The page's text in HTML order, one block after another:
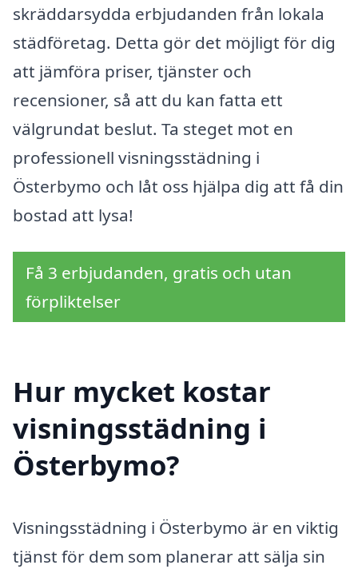
skräddarsydda erbjudanden från lokala
städföretag. Detta gör det möjligt för dig
att jämföra priser, tjänster och
recensioner, så att du kan fatta ett
välgrundat beslut. Ta steget mot en
professionell visningsstädning i
Österbymo och låt oss hjälpa dig att få din
bostad att lysa!
Få 3 erbjudanden, gratis och utan
förpliktelser
Hur mycket kostar
visningsstädning i
Österbymo?
Visningsstädning i Österbymo är en viktig
tjänst för dem som planerar att sälja sin